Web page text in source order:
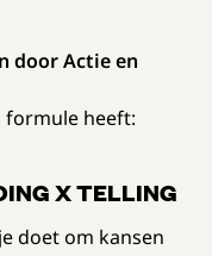
door Actie en
formule heeft:
X TELLING
doet om kansen